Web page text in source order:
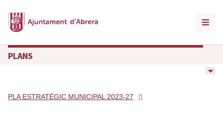
PLANS
PLA ESTRATÉGIC MUNICIPAL 2023-27